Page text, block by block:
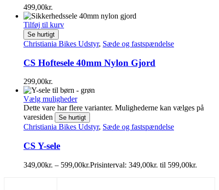
499,00kr.
Tilføj til kurv
Se hurtigt
Christiania Bikes Udstyr, Sæde og fastspændelse
CS Hoftesele 40mm Nylon Gjord
299,00kr.
Vælg muligheder
Dette vare har flere varianter. Mulighederne kan vælges på
varesiden
Se hurtigt
Christiania Bikes Udstyr, Sæde og fastspændelse
CS Y-sele
349,00kr. – 599,00kr.Prisinterval: 349,00kr. til 599,00kr.